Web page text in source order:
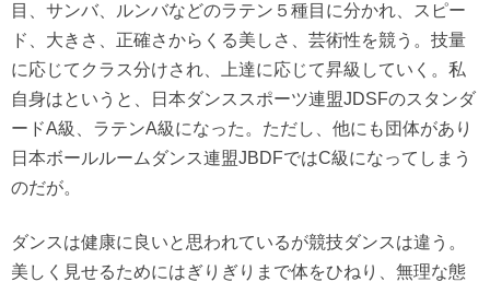
目、サンバ、ルンバなどのラテン５種目に分かれ、スピー
ド、大きさ、正確さからくる美しさ、芸術性を競う。技量
に応じてクラス分けされ、上達に応じて昇級していく。私
自身はというと、日本ダンススポーツ連盟JDSFのスタンダ
ードA級、ラテンA級になった。ただし、他にも団体があり
日本ボールルームダンス連盟JBDFではC級になってしまう
のだが。
ダンスは健康に良いと思われているが競技ダンスは違う。
美しく見せるためにはぎりぎりまで体をひねり、無理な態